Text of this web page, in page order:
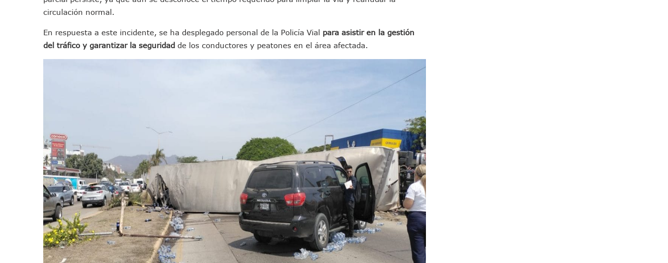
Pancho López; En La Mira Del Comité Nacional Del PAN
Cae El “R1”, Presunto Autor Intelectual Del Homicidio De Carlos Manzo
IMSS Invierte 12.6 MDP En Remodelar Urgencias Del Hospital 42 De Puerto Vallarta
En Abril 2027 Terminarán El Centro Regional De Autismo En Puerto Vallarta
Accidente En Un RZR, Principal Hipótesis Por La Muerte De Dos Jóvenes En El Río Ameca
Este Viernes, Lemus Inaugurará El Sistema De Electromovilidad En Puerto Vallarta
Nidos De Lluvia Busca Beneficiar A 100 Familias De Puerto Vallarta
Morena Cierra Filas Por La Defensa Del Agua De Calidad En La Zona Metropolitana De Guadalajara
Hallazgo De Yareli Colmenares Tovar Eleva A 4 Cuerpos Encontrados En El Río
Regresa A Puerto Vallarta La Premiación Nacional De La Liga Premier FMF
Ra Aguilar Acompaña A Cientos De Familias En Las Paseadas De Las Palmas 2026
Oleaje Y Riesgo Por Cocodrilos Mantienen Restricciones En Playas De Puerto Vallarta
“Kato” Supera El Abandono Y Comienza Una Nueva Vida Con Una Familia
México Necesitaba 600 Mil Empleos; Solo Generó 262 Mil En Seis Meses: Coparmex
circulación normal.
En respuesta a este incidente, se ha desplegado personal de la Policía Vial para asistir en la gestión
del tráfico y garantizar la seguridad de los conductores y peatones en el área afectada.